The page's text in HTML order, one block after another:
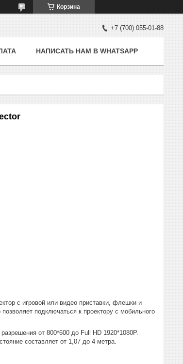
Корзина
+7 (700) 055-01-88
НАПИСАТЬ НАМ В WHATSAPP
с игровой или видео приставки, флешки и
подключаться к проектору с мобильного
от 800*600 до Full HD 1920*1080P.
составляет от 1,07 до 4 метра.